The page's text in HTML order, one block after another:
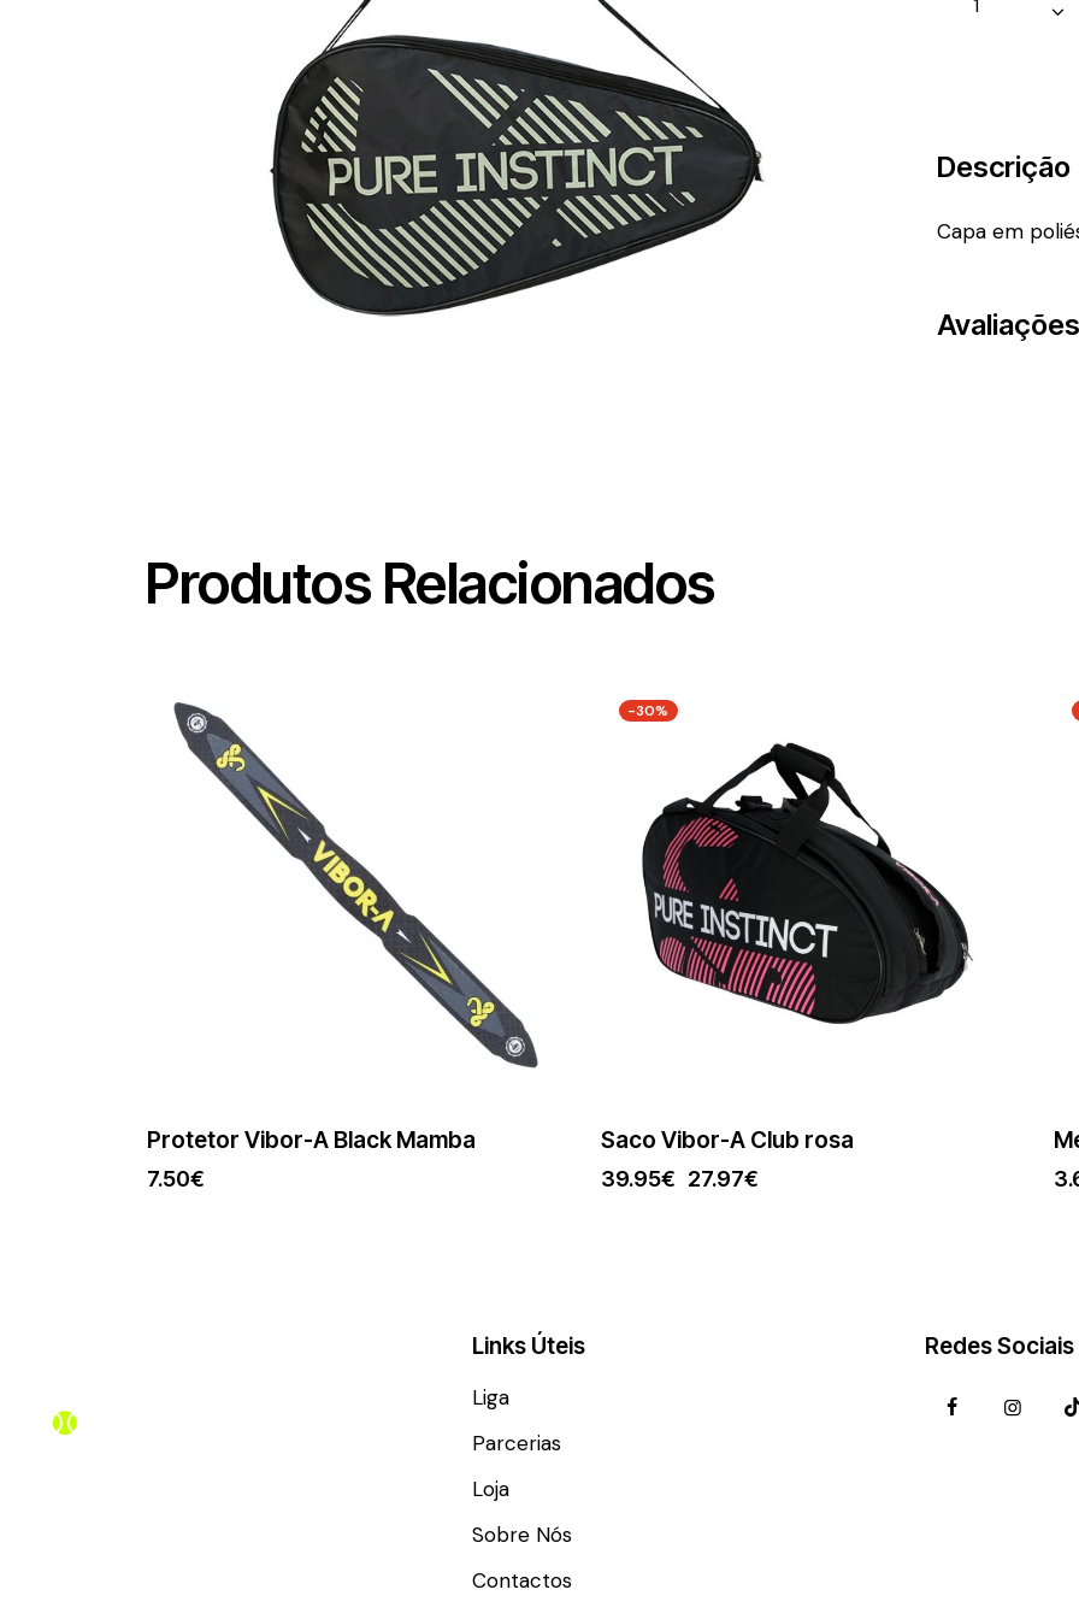
Descrição
Capa em
Produtos Relacionados
Protetor Vibor-A Black Mamba
7.50€
-30%
Saco Vibor-A Club rosa
39.95€ 27.97€
Links Úteis
Liga
Parcerias
Loja
Sobre Nós
Contactos
Redes Sociais